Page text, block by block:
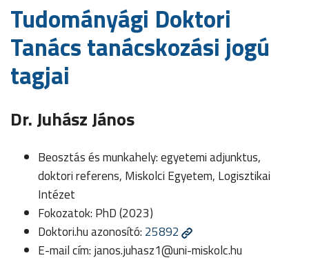
Tudományági Doktori
Tanács tanácskozási jogú
tagjai
Dr. Juhász János
Beosztás és munkahely: egyetemi adjunktus,
doktori referens, Miskolci Egyetem, Logisztikai
Intézet
Fokozatok: PhD (2023)
Doktori.hu azonosító: 25892
E-mail cím: janos.juhasz1@uni-miskolc.hu